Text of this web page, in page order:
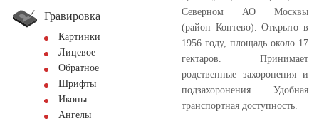
Гравировка
Картинки
Лицевое
Обратное
Шрифты
Иконы
Ангелы
Северном АО Москвы
(район Коптево). Открыто в
1956 году, площадь около 17
гектаров. Принимает
родственные захоронения и
подзахоронения. Удобная
транспортная доступность.